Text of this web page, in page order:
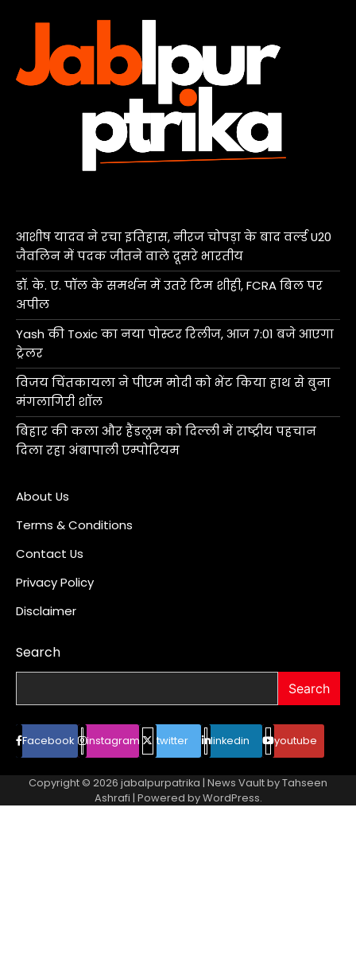
आशीष यादव ने रचा इतिहास, नीरज चोपड़ा के बाद वर्ल्ड U20
जैवलिन में पदक जीतने वाले दूसरे भारतीय
डॉ. के. ए. पॉल के समर्थन में उतरे टिम शीही, FCRA बिल पर
अपील
Yash की Toxic का नया पोस्टर रिलीज, आज 7:01 बजे आएगा
ट्रेलर
विजय चिंतकायला ने पीएम मोदी को भेंट किया हाथ से बुना
मंगलागिरी शॉल
बिहार की कला और हैंडलूम को दिल्ली में राष्ट्रीय पहचान
दिला रहा अंबापाली एम्पोरियम
About Us
Terms & Conditions
Contact Us
Privacy Policy
Disclaimer
Search
Search
Facebook instagram twitter linkedin youtube
Copyright © 2026 jabalpurpatrika | News Vault byTahseen
Ashrafi | Powered byWordPress.